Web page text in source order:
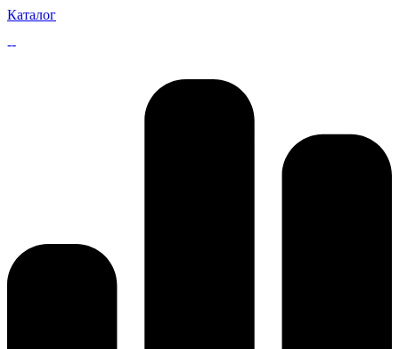
Каталог
--